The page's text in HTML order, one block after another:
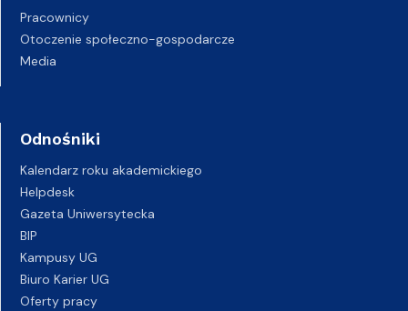
Pracownicy
Otoczenie społeczno-gospodarcze
Media
Odnośniki
Kalendarz roku akademickiego
Helpdesk
Gazeta Uniwersytecka
BIP
Kampusy UG
Biuro Karier UG
Oferty pracy